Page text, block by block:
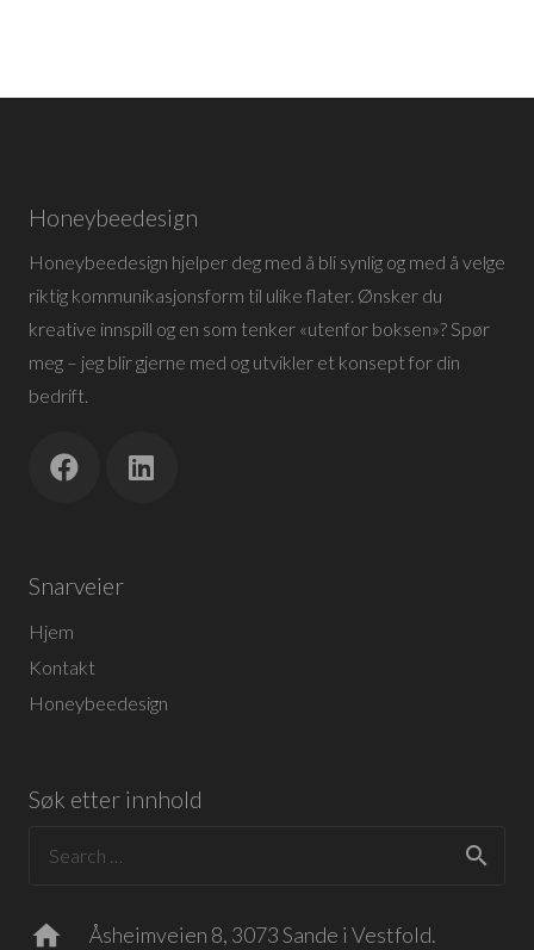
Honeybeedesign
Honeybeedesign hjelper deg med å bli synlig og med å velge
riktig kommunikasjonsform til ulike flater. Ønsker du
kreative innspill og en som tenker «utenfor boksen»? Spør
meg – jeg blir gjerne med og utvikler et konsept for din
bedrift.
Snarveier
Hjem
Kontakt
Honeybeedesign
Søk etter innhold
home Åsheimveien 8, 3073 Sande i Vestfold.